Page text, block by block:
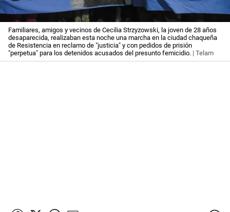
Familiares, amigos y vecinos de Cecilia Strzyzowski, la joven de 28 años
desaparecida, realizaban esta noche una marcha en la ciudad chaqueña
de Resistencia en reclamo de "justicia" y con pedidos de prisión
"perpetua" para los detenidos acusados del presunto femicidio. | Telam